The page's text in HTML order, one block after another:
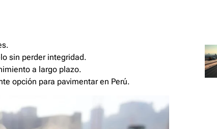
sin perder integridad.
a largo plazo.
opción para pavimentar en Perú.